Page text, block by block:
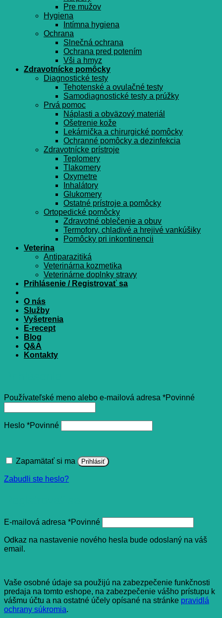
Pre mužov
Hygiena
Intímna hygiena
Ochrana
Slnečná ochrana
Ochrana pred potením
Vši a hmyz
Zdravotnícke pomôcky
Diagnostické testy
Tehotenské a ovulačné testy
Samodiagnostické testy a prúžky
Prvá pomoc
Náplasti a obväzový materiál
Ošetrenie kože
Lekárnička a chirurgické pomôcky
Ochranné pomôcky a dezinfekcia
Zdravotnícke prístroje
Teplomery
Tlakomery
Oxymetre
Inhalátory
Glukomery
Ostatné prístroje a pomôcky
Ortopedické pomôcky
Zdravotné oblečenie a obuv
Termofory, chladivé a hrejivé vankúšiky
Pomôcky pri inkontinencii
Veterina
Antiparazitiká
Veterinárna kozmetika
Veterinárne doplnky stravy
Prihlásenie / Registrovať sa
O nás
Služby
Vyšetrenia
E-recept
Blog
Q&A
Kontakty
Používateľské meno alebo e-mailová adresa *Povinné
Heslo *Povinné
Zapamätať si ma Prihlásiť
Zabudli ste heslo?
E-mailová adresa *Povinné
Odkaz na nastavenie nového hesla bude odoslaný na váš
email.
Vaše osobné údaje sa použijú na zabezpečenie funkčnosti
predaja na tomto eshope, na zabezpečenie vášho prístupu k
vášmu účtu a na ostatné účely opísané na stránke pravidlá
ochrany súkromia.